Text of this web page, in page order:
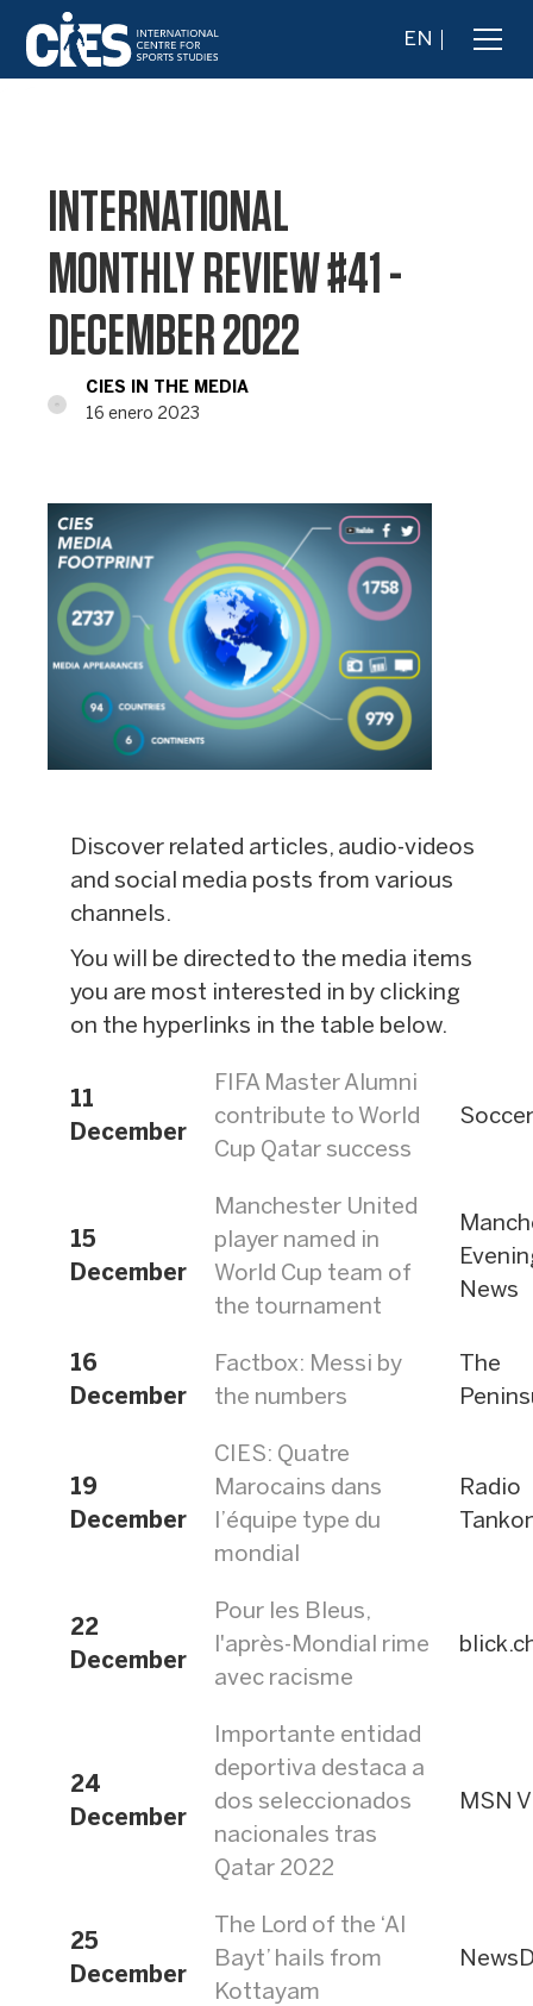
EN
INTERNATIONAL
MONTHLY REVIEW #41 -
DECEMBER 2022
CIES IN THE MEDIA
16 enero 2023
Discover related articles, audio-videos
and social media posts from various
channels.
You will be directed to the media items
you are most interested in by clicking
on the hyperlinks in the table below.
11
December
FIFA Master Alumni
contribute to World
Cup Qatar success
15
December
Manchester United
player named in
World Cup team of
the tournament
News
16
December
Factbox: Messi by
the numbers
The
19
December
CIES: Quatre
Marocains dans
l’équipe type du
mondial
Radio
22
December
Pour les Bleus,
l'après-Mondial rime
avec racisme
24
December
Importante entidad
deportiva destaca a
dos seleccionados
nacionales tras
Qatar 2022
MSN
25
December
The Lord of the ‘Al
Bayt’ hails from
Kottayam